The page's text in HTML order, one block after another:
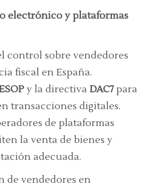
electrónico y plataformas
control sobre vendedores
fiscal en España.
y la directiva DAC7para
transacciones digitales.
de plataformas
la venta de bienes y
adecuada.
de vendedores en